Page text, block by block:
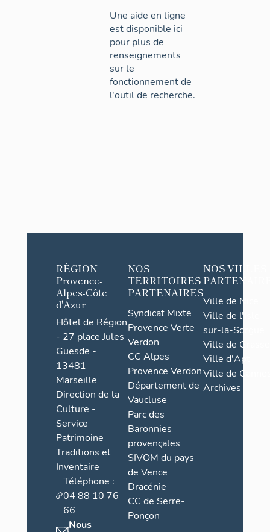
Une aide en ligne
est disponible ici
pour plus de
renseignements
sur le
fonctionnement de
l'outil de recherche.
RÉGION
Provence-
Alpes-Côte
d'Azur
Hôtel de Région
- 27 place Jules
Guesde -
13481
Marseille
Direction de la
Culture -
Service
Patrimoine
Traditions et
Inventaire
Téléphone :
04 88 10 76
66
Nous
NOS
TERRITOIRES
PARTENAIRES
Syndicat Mixte
Provence Verte
Verdon
CC Alpes
Provence Verdon
Département de
Vaucluse
Parc des
Baronnies
provençales
SIVOM du pays
de Vence
Dracénie
CC de Serre-
Ponçon
NOS VILLES
Ville de Nice
Ville de l'Isle-
sur-la-Sorgue
Ville de Grasse
Ville d'Apt
Ville de
Archives